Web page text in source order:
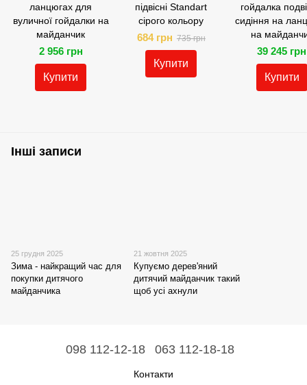
ланцюгах для
вуличної гойдалки на
майданчик
2 956 грн
Купити
підвісні Standart
сірого кольору
684 грн 735 грн
Купити
гойдалка
сидіння на
на
39 245 грн
Купити
Інші записи
25 грудня 2025
Зима - найкращий час для
покупки дитячого
майданчика
21 жовтня 2025
Купуємо дерев'яний
дитячий майданчик такий
щоб усі ахнули
098 112-12-18 063 112-18-18
Контакти